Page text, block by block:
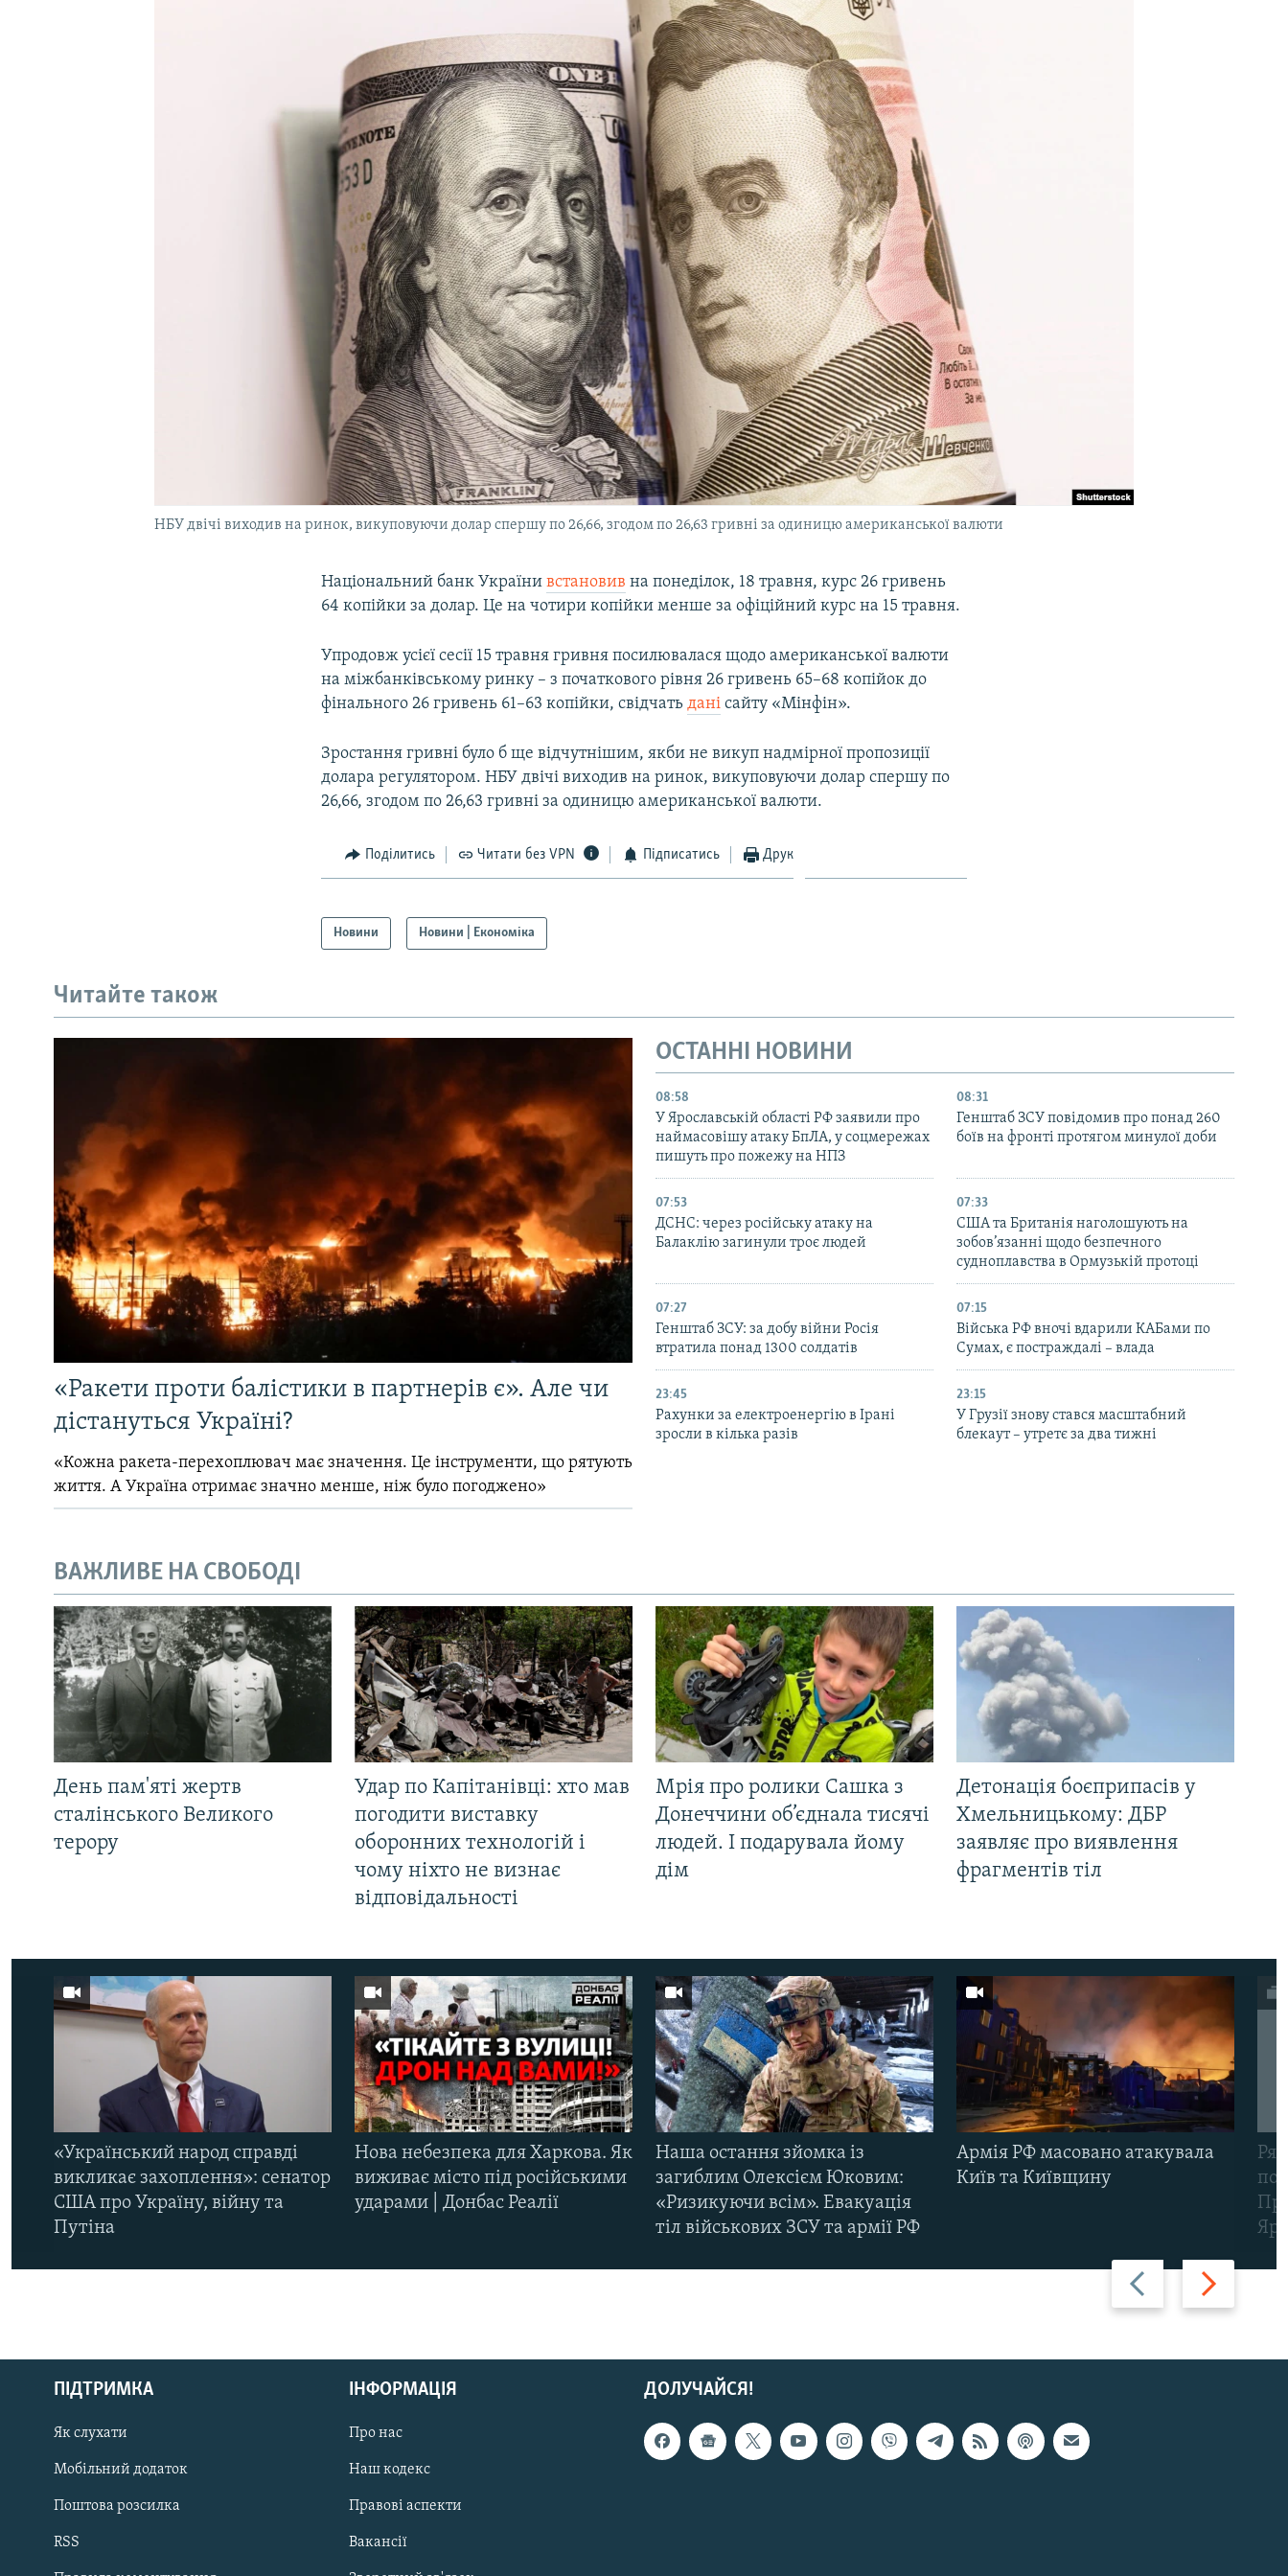
РУС
ДОЛУЧАЙСЯ!
НБУ двічі виходив на ринок, викуповуючи долар спершу по 26,66, згодом по 26,63 гривні за одиницю американської валюти
Національний банк Українивстановив на понеділок, 18 травня, курс 26 гривень
64 копійки за долар. Це на чотири копійки менше за офіційний курс на 15 травня.
Упродовж усієї сесії 15 травня гривня посилювалася щодо американської валюти
на міжбанківському ринку – з початкового рівня 26 гривень 65–68 копійок до
фінального 26 гривень 61–63 копійки, свідчатьдані сайту «Мінфін».
Зростання гривні було б ще відчутнішим, якби не викуп надмірної пропозиції
долара регулятором. НБУ двічі виходив на ринок, викуповуючи долар спершу по
26,66, згодом по 26,63 гривні за одиницю американської валюти.
Поділитись Читати без VPN Підписатись Друк
Новини Новини | Економіка
Читайте також
«Ракети проти балістики в партнерів є». Але чи
дістануться Україні?
«Кожна ракета-перехоплювач має значення. Це інструменти, що рятують
життя. А Україна отримає значно менше, ніж було погоджено»
ОСТАННІ НОВИНИ
08:58
У Ярославській області РФ заявили про
наймасовішу атаку БпЛА, у соцмережах
пишуть про пожежу на НПЗ
08:31
Генштаб ЗСУ повідомив про понад 260
боїв на фронті протягом минулої доби
07:53
ДСНС: через російську атаку на
Балаклію загинули троє людей
07:33
США та Британія наголошують на
зобов’язанні щодо безпечного
судноплавства в Ормузькій протоці
07:27
Генштаб ЗСУ: за добу війни Росія
втратила понад 1300 солдатів
07:15
Війська РФ вночі вдарили КАБами по
Сумах, є постраждалі – влада
23:45
Рахунки за електроенергію в Ірані
зросли в кілька разів
23:15
У Грузії знову стався масштабний
блекаут – утретє за два тижні
ВАЖЛИВЕ НА СВОБОДІ
День пам'яті жертв
сталінського Великого
терору
Удар по Капітанівці: хто мав
погодити виставку
оборонних технологій і
чому ніхто не визнає
відповідальності
Мрія про ролики Сашка з
Донеччини об’єднала тисячі
людей. І подарувала йому
дім
Детонація боєприпасів у
Хмельницькому: ДБР
заявляє про виявлення
фрагментів тіл
Назад Вперед
«Український народ справді
викликає захоплення»: сенатор
США про Україну, війну та
Путіна
Нова небезпека для Харкова. Як
виживає місто під російськими
ударами | Донбас Реалії
Наша остання зйомка із
загиблим Олексієм Юковим:
«Ризикуючи всім». Евакуація
тіл військових ЗСУ та армії РФ
Армія РФ масовано атакувала
Київ та Київщину
ДОЛУЧАЙСЯ!
ПІДТРИМКА
Як слухати
Мобільний додаток
Поштова розсилка
RSS
ІНФОРМАЦІЯ
Про нас
Наш кодекс
Правові аспекти
Вакансії